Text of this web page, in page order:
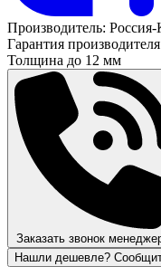
Производитель:
Гарантия
Толщина до 12 мм
Заказать звонок
Нашли дешевле?